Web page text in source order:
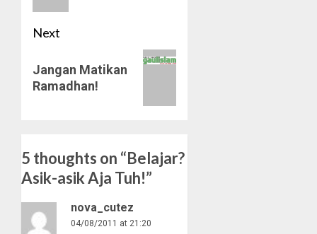
Next
post:
Jangan Matikan
Ramadhan!
5 thoughts on “Belajar?
Asik-asik Aja Tuh!”
nova_cutez
04/08/2011 at 21:20